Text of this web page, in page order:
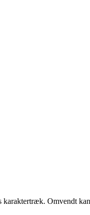
Omvendt